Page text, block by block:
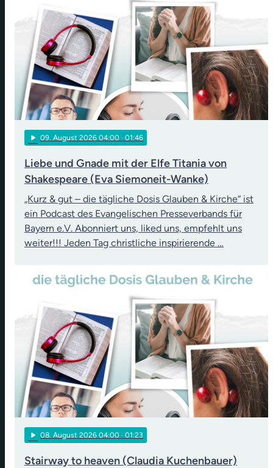
play_arrow 09. August 2026 04:00 · 01:46
Liebe und Gnade mit der Elfe Titania von
Shakespeare (Eva Siemoneit-Wanke)
„Kurz & gut – die tägliche Dosis Glauben & Kirche“ ist
ein Podcast des Evangelischen Presseverbands für
Bayern e.V. Abonniert uns, liked uns, empfehlt uns
weiter!!! Jeden Tag christliche inspirierende …
play_arrow 08. August 2026 04:00 · 01:23
Stairway to heaven (Claudia Kuchenbauer)